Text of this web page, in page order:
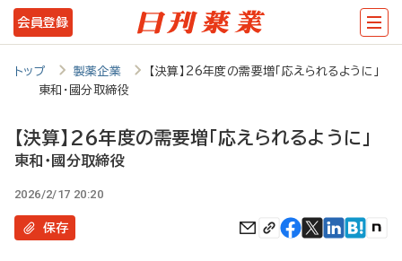
メ
イ
テ
ツ
に
会員登録
トップ 製薬企業
【決算】26年度の需要増「応えられるように」
東和・國分取締役
【決算】26年度の需要増「応えられるように」
東和・國分取締役
2026/2/17 20:20
保存